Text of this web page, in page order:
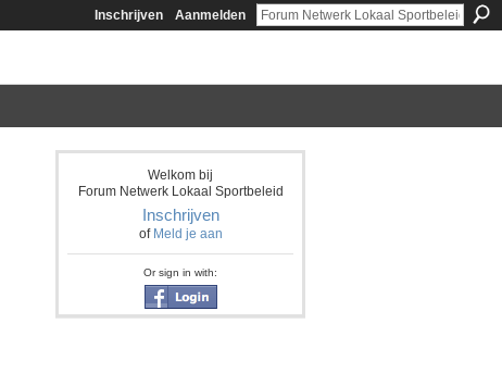
Inschrijven Aanmelden
Welkom bij
Forum Netwerk Lokaal Sportbeleid
Inschrijven
of Meld je aan
Or sign in with: